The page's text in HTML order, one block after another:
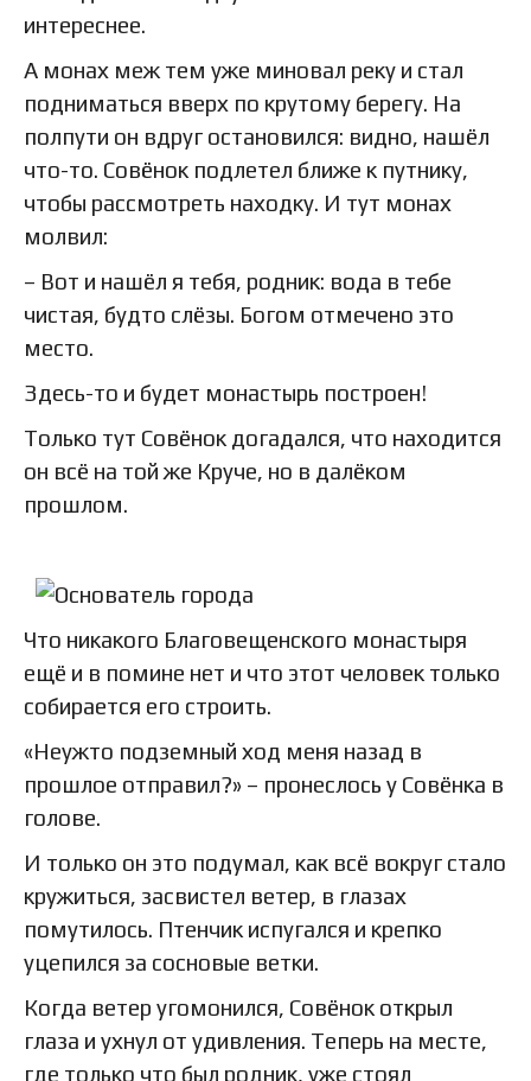
интереснее.
А монах меж тем уже миновал реку и стал
подниматься вверх по крутому берегу. На
полпути он вдруг остановился: видно, нашёл
что-то. Совёнок подлетел ближе к путнику,
чтобы рассмотреть находку. И тут монах
молвил:
– Вот и нашёл я тебя, родник: вода в тебе
чистая, будто слёзы. Богом отмечено это
место.
Здесь-то и будет монастырь построен!
Только тут Совёнок догадался, что находится
он всё на той же Круче, но в далёком
прошлом.
Что никакого Благовещенского монастыря
ещё и в помине нет и что этот человек только
собирается его строить.
«Неужто подземный ход меня назад в
прошлое отправил?» – пронеслось у Совёнка в
голове.
И только он это подумал, как всё вокруг стало
кружиться, засвистел ветер, в глазах
помутилось. Птенчик испугался и крепко
уцепился за сосновые ветки.
Когда ветер угомонился, Совёнок открыл
глаза и ухнул от удивления. Теперь на месте,
где только что был родник, уже стоял